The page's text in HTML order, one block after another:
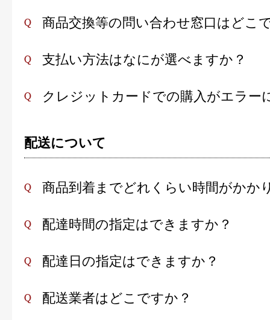
商品交換等の問い合わせ窓口はどこ
支払い方法はなにが選べますか？
クレジットカードでの購入がエラー
配送について
商品到着までどれくらい時間がかか
配達時間の指定はできますか？
配達日の指定はできますか？
配送業者はどこですか？